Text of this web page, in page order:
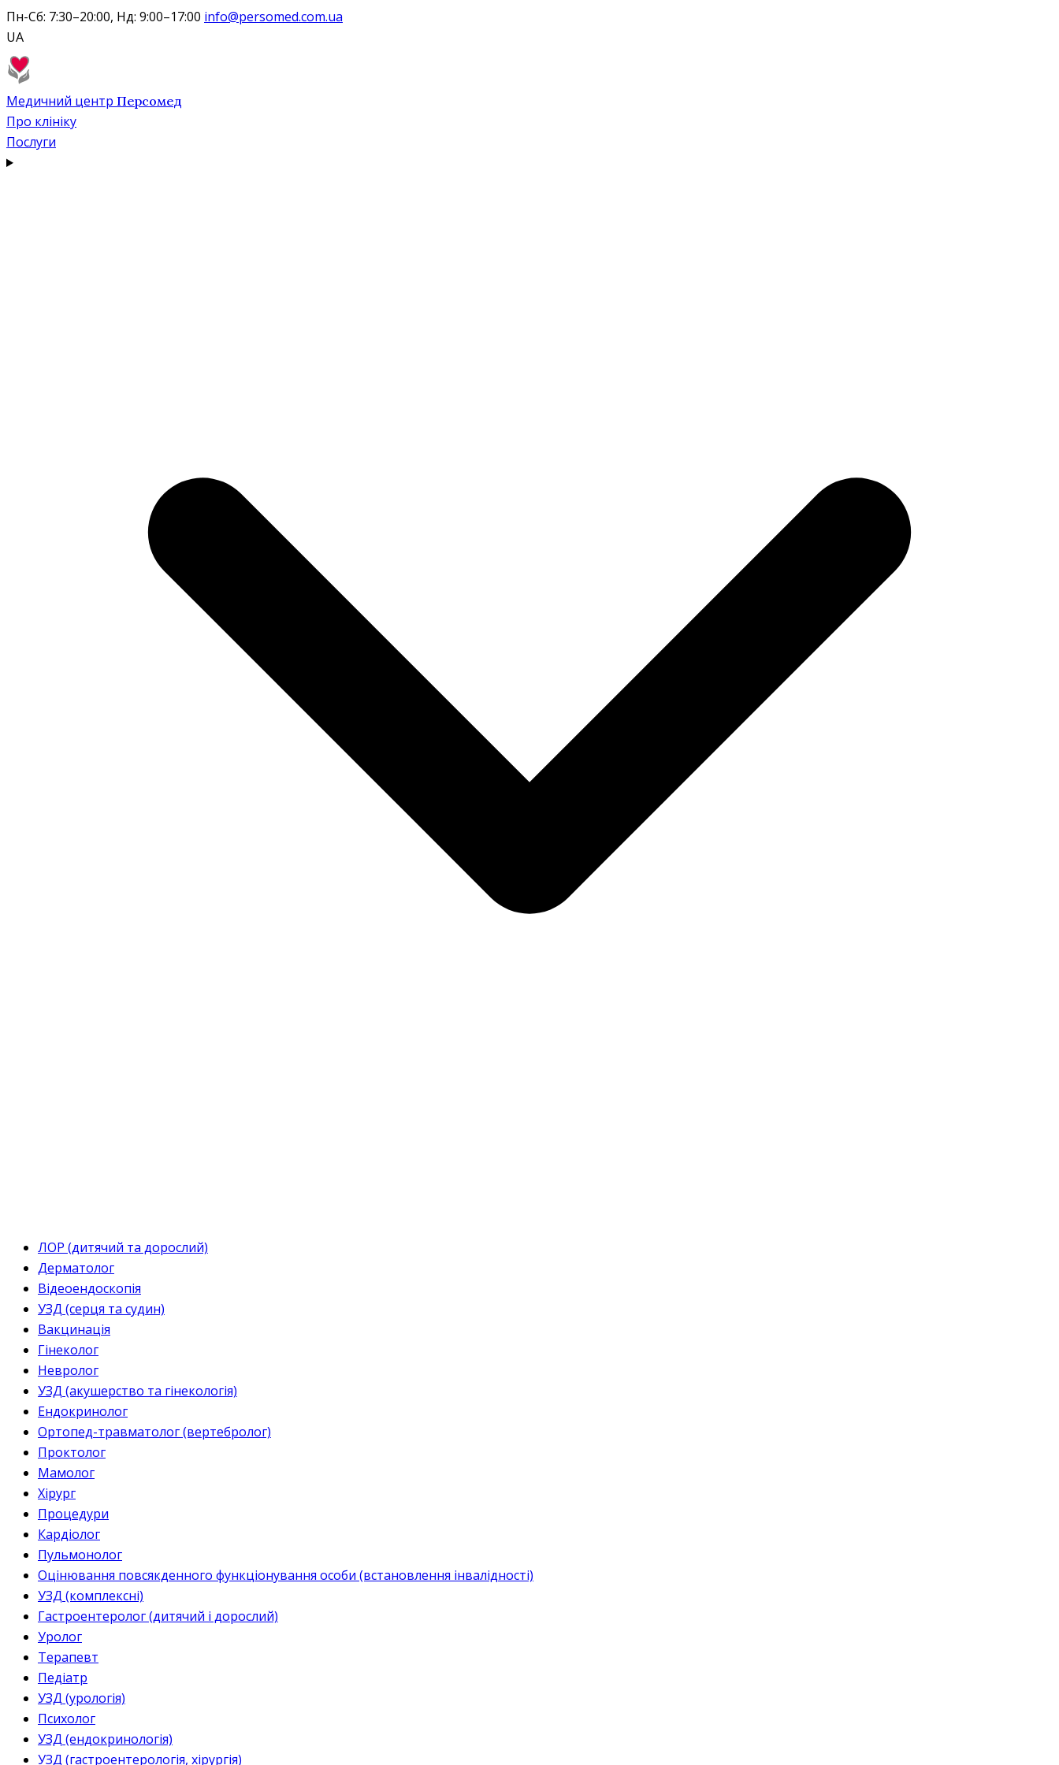
Пн-Сб: 7:30–20:00, Нд: 9:00–17:00 info@persomed.com.ua
UA
Медичний центр Персомед
Про клініку
Послуги
ЛОР (дитячий та дорослий)
Дерматолог
Відеоендоскопія
УЗД (серця та судин)
Вакцинація
Гінеколог
Невролог
УЗД (акушерство та гінекологія)
Ендокринолог
Ортопед-травматолог (вертебролог)
Проктолог
Мамолог
Хірург
Процедури
Кардіолог
Пульмонолог
Оцінювання повсякденного функціонування особи (встановлення інвалідності)
УЗД (комплексні)
Гастроентеролог (дитячий і дорослий)
Уролог
Терапевт
Педіатр
УЗД (урологія)
Психолог
УЗД (ендокринологія)
УЗД (гастроентерологія, хірургія)